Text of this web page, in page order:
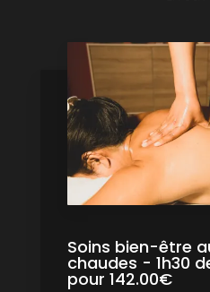
Soins bien-être
chaudes - 1h30
pour 142.00€